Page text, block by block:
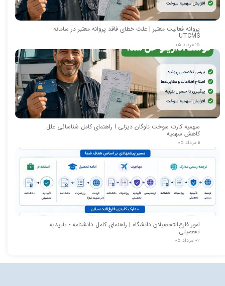
پروانه فعالیت معتبر | علت خطای فاقد پروانه معتبر در سامانه
UTCMS
۱۵ مرداد ۰۵
سهمیه کارت سوخت ناوگان دیزلی I راهنمای کامل شناسائی علل
کاهش سهمیه
۱۱ مرداد ۰۵
امور فارغ‌التحصیلان دانشگاه | راهنمای کامل دانشنامه - تأییدیه
تحصیلی
۰۲ مرداد ۰۵